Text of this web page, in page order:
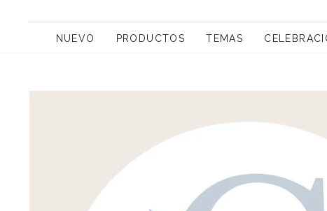
NUEVO PRODUCTOS TEMAS